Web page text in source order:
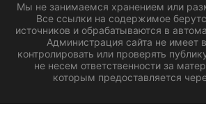
Мы не занимаемся хранением или
Все ссылки на содержимое
источников и обрабатываются в
Администрация сайта не имеет
контролировать или проверять
не несем ответственности за
которым предоставляется